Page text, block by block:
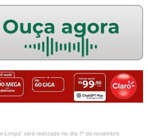
Limpa” será realizado no dia 1º de novembro